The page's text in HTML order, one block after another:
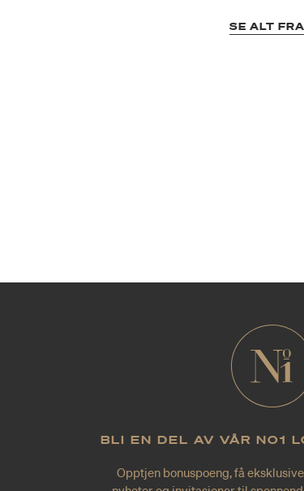
SE ALT
BLI EN DEL AV VÅR NO1
Opptjen bonuspoeng, få